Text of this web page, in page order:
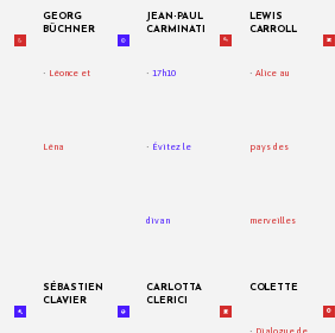
GEORG
BÜCHNER
• Léonce et
Léna
JEAN-PAUL
CARMINATI
• 17h10
• Évitez le
divan
LEWIS
CARROLL
• Alice au
pays des
merveilles
SÉBASTIEN
CLAVIER
CARLOTTA
CLERICI
COLETTE